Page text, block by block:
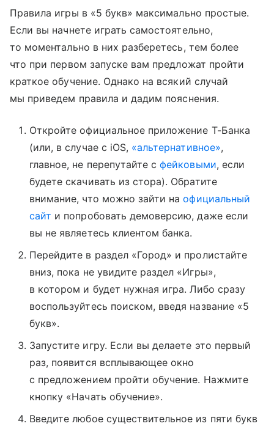
Правила игры в «5 букв» максимально простые.
Если вы начнете играть самостоятельно,
то моментально в них разберетесь, тем более
что при первом запуске вам предложат пройти
краткое обучение. Однако на всякий случай
мы приведем правила и дадим пояснения.
Откройте официальное приложение Т-Банка
(или, в случае с iOS, «альтернативное»,
главное, не перепутайте сфейковыми, если
будете скачивать из стора). Обратите
внимание, что можно зайти наофициальный
сайт и попробовать демоверсию, даже если
вы не являетесь клиентом банка.
Перейдите в раздел «Город» и пролистайте
вниз, пока не увидите раздел «Игры»,
в котором и будет нужная игра. Либо сразу
воспользуйтесь поиском, введя название «5
букв».
Запустите игру. Если вы делаете это первый
раз, появится всплывающее окно
с предложением пройти обучение. Нажмите
кнопку «Начать обучение».
Введите любое существительное из пяти букв